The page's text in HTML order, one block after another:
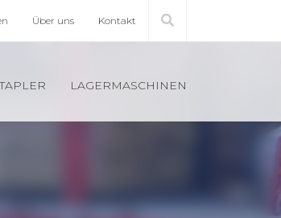
Über uns Kon­takt
LA­GER­MA­SCHI­NEN